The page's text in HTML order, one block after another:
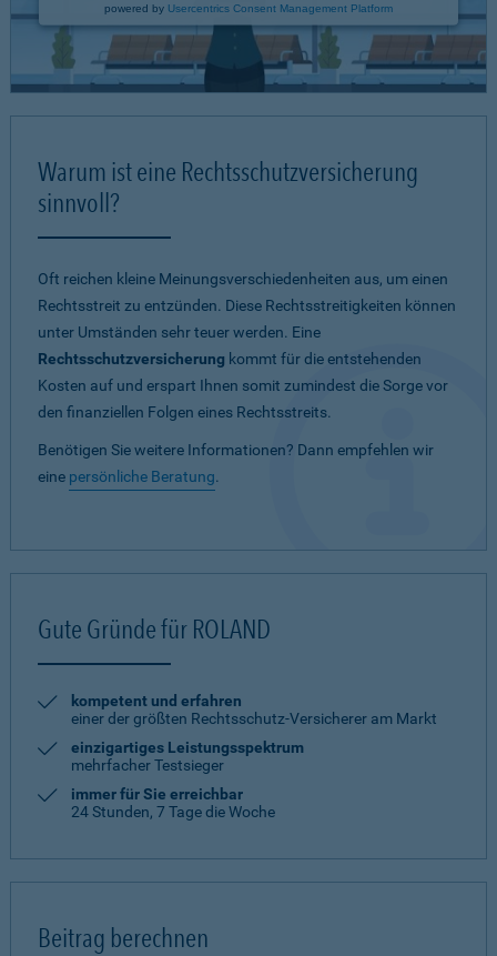
powered by Usercentrics Consent Management Platform
Warum ist eine Rechtsschutzversicherung
sinnvoll?
Oft reichen kleine Meinungsverschiedenheiten aus, um einen
Rechtsstreit zu entzünden. Diese Rechtsstreitigkeiten können
unter Umständen sehr teuer werden. Eine
Rechtsschutzversicherung kommt für die entstehenden
Kosten auf und erspart Ihnen somit zumindest die Sorge vor
den finanziellen Folgen eines Rechtsstreits.
Benötigen Sie weitere Informationen? Dann empfehlen wir
eine persönliche Beratung.
Gute Gründe für ROLAND
kompetent und erfahren
einer der größten Rechtsschutz-Versicherer am Markt
einzigartiges Leistungsspektrum
mehrfacher Testsieger
immer für Sie erreichbar
24 Stunden, 7 Tage die Woche
Beitrag berechnen